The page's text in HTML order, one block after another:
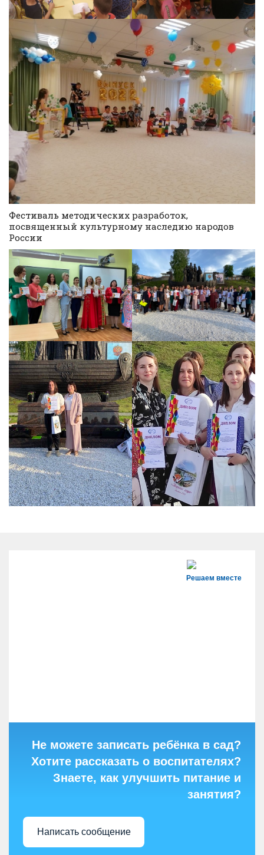
Фестиваль методических разработок,
посвященный культурному наследию народов
России
Решаем вместе
Не можете записать ребёнка в сад?
Хотите рассказать о воспитателях?
Знаете, как улучшить питание и
занятия?
Написать сообщение